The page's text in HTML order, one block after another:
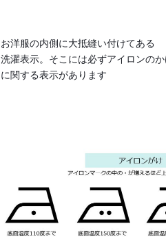
お洋服の内側に大抵縫い付けてある
洗濯表示。そこには必ずアイロンの
に関する表示があります